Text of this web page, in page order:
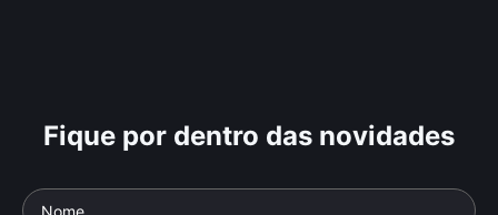
Fique por dentro das novidades